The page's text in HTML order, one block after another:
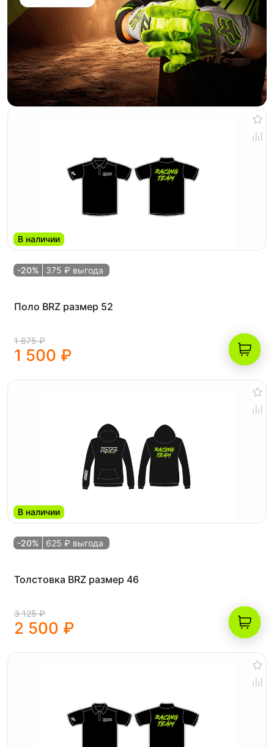
В наличии
-20% 375 ₽ выгода
Поло BRZ размер 52
1 875 ₽
1 500 ₽
В наличии
-20% 625 ₽ выгода
Толстовка BRZ размер 46
3 125 ₽
2 500 ₽